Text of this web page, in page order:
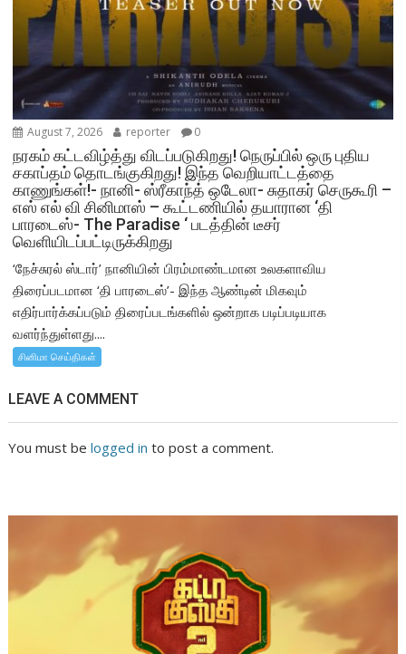
August 7, 2026 reporter 0
நரகம் கட்டவிழ்த்து விடப்படுகிறது! நெருப்பில் ஒரு புதிய
சகாப்தம் தொடங்குகிறது! இந்த வெறியாட்டத்தை
காணுங்கள்!- நானி- ஸ்ரீகாந்த் ஒடேலா- சுதாகர் செருகூரி –
எஸ் எல் வி சினிமாஸ் – கூட்டணியில் தயாரான ‘தி
பாரடைஸ்- The Paradise ‘ படத்தின் டீசர்
வெளியிடப்பட்டிருக்கிறது
‘நேச்சுரல் ஸ்டார்’ நானியின் பிரம்மாண்டமான உலகளாவிய
திரைப்படமான ‘தி பாரடைஸ்’- இந்த ஆண்டின் மிகவும்
எதிர்பார்க்கப்படும் திரைப்படங்களில் ஒன்றாக படிப்படியாக
வளர்ந்துள்ளது....
சினிமா செய்திகள்
LEAVE A COMMENT
You must belogged in to post a comment.